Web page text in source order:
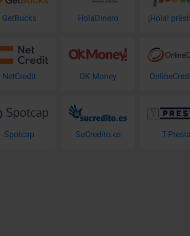
GetBucks HolaDinero ¡Hola!
NetCredit OK Money
Spotcap SuCredito.es T-Presta